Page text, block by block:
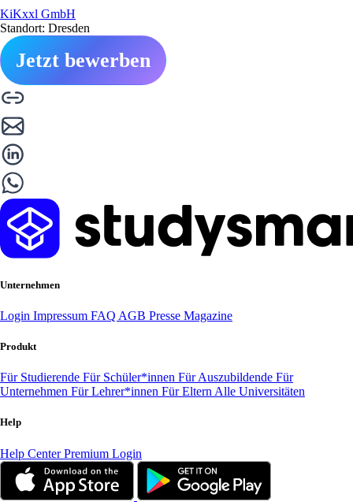
KiKxxl GmbH
Standort: Dresden
Jetzt bewerben
Unternehmen
Login Impressum FAQ AGB Presse Magazine
Produkt
Für Studierende Für Schüler*innen Für Auszubildende Für
Unternehmen Für Lehrer*innen Für Eltern Alle Universitäten
Help
Help CenterPremium Login